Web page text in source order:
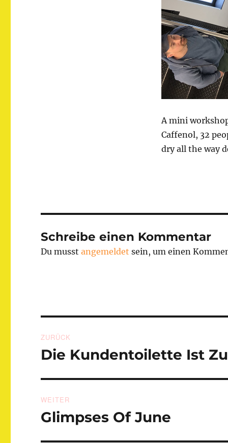
A mini
Caffenol, 32
dry all the way
Schreibe einen Kommentar
Du musstangemeldet sein, um einen
ZURÜCK
Vorheriger
Die Kundentoilette Ist
WEITER
Nächster
Glimpses Of June